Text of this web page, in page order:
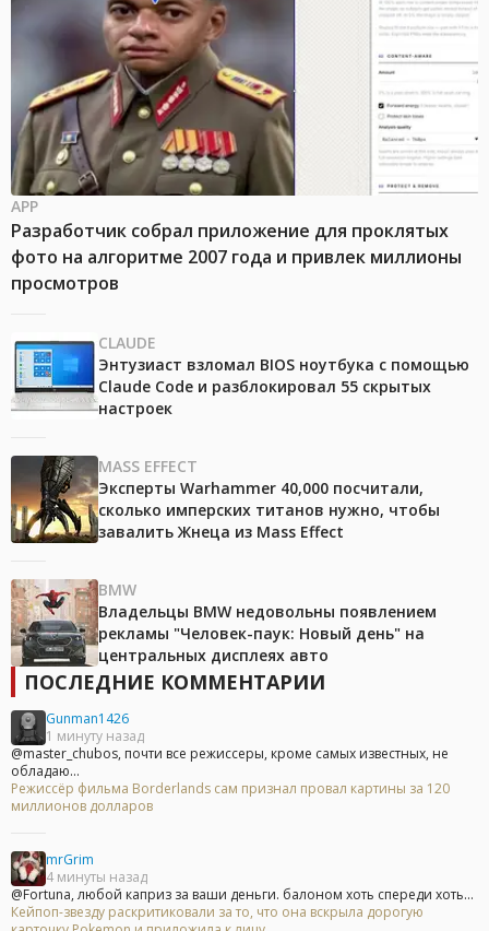
APP
Разработчик собрал приложение для проклятых
фото на алгоритме 2007 года и привлек миллионы
просмотров
CLAUDE
Энтузиаст взломал BIOS ноутбука с помощью
Claude Code и разблокировал 55 скрытых
настроек
MASS EFFECT
Эксперты Warhammer 40,000 посчитали,
сколько имперских титанов нужно, чтобы
завалить Жнеца из Mass Effect
BMW
Владельцы BMW недовольны появлением
рекламы "Человек-паук: Новый день" на
центральных дисплеях авто
ПОСЛЕДНИЕ КОММЕНТАРИИ
Gunman1426
1 минуту назад
@master_chubos, почти все режиссеры, кроме самых известных, не
обладаю...
Режиссёр фильма Borderlands сам признал провал картины за 120
миллионов долларов
mrGrim
4 минуты назад
@Fortuna, любой каприз за ваши деньги. балоном хоть спереди хоть...
Кейпоп-звезду раскритиковали за то, что она вскрыла дорогую